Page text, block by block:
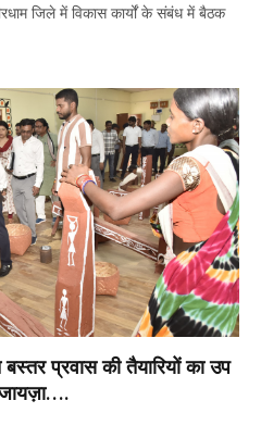
जिले में विकास कार्यों के संबंध में बैठक
प्रवास की तैयारियों का उप
जायज़ा….